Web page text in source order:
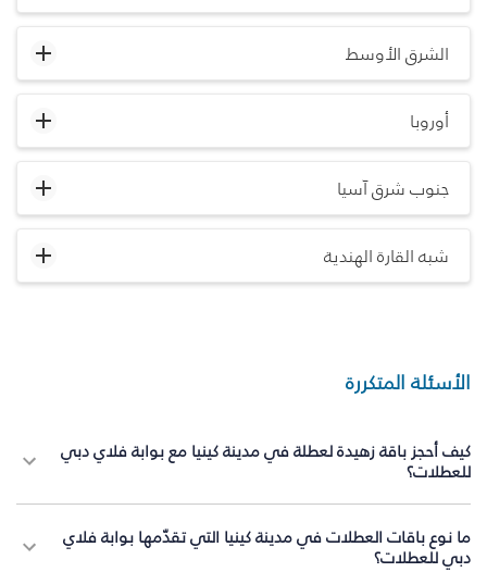
الشرق الأوسط
أوروبا
جنوب شرق آسيا
شبه القارة الهندية
الأسئلة المتكررة
كيف أحجز باقة زهيدة لعطلة في مدينة كينيا مع بوابة فلاي دبي
للعطلات؟
ما نوع باقات العطلات في مدينة كينيا التي تقدّمها بوابة فلاي
دبي للعطلات؟